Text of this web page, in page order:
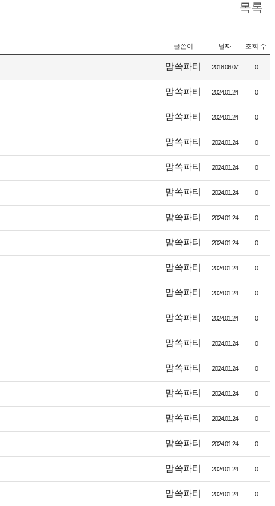
목록
글쓴이 날짜 조회 수
맘쏙파티 2018.06.07 0
맘쏙파티 2024.01.24 0
맘쏙파티 2024.01.24 0
맘쏙파티 2024.01.24 0
맘쏙파티 2024.01.24 0
맘쏙파티 2024.01.24 0
맘쏙파티 2024.01.24 0
맘쏙파티 2024.01.24 0
맘쏙파티 2024.01.24 0
맘쏙파티 2024.01.24 0
맘쏙파티 2024.01.24 0
맘쏙파티 2024.01.24 0
맘쏙파티 2024.01.24 0
맘쏙파티 2024.01.24 0
맘쏙파티 2024.01.24 0
맘쏙파티 2024.01.24 0
맘쏙파티 2024.01.24 0
맘쏙파티 2024.01.24 0